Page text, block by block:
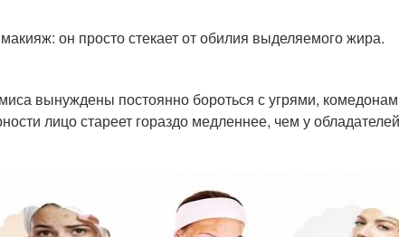
он просто стекает от обилия выделяемого жира.
вынуждены постоянно бороться с угрями,
лицо стареет гораздо медленнее, чем у